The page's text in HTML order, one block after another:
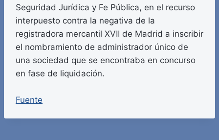
Seguridad Jurídica y Fe Pública, en el recurso
interpuesto contra la negativa de la
registradora mercantil XVII de Madrid a inscribir
el nombramiento de administrador único de
una sociedad que se encontraba en concurso
en fase de liquidación.
Fuente